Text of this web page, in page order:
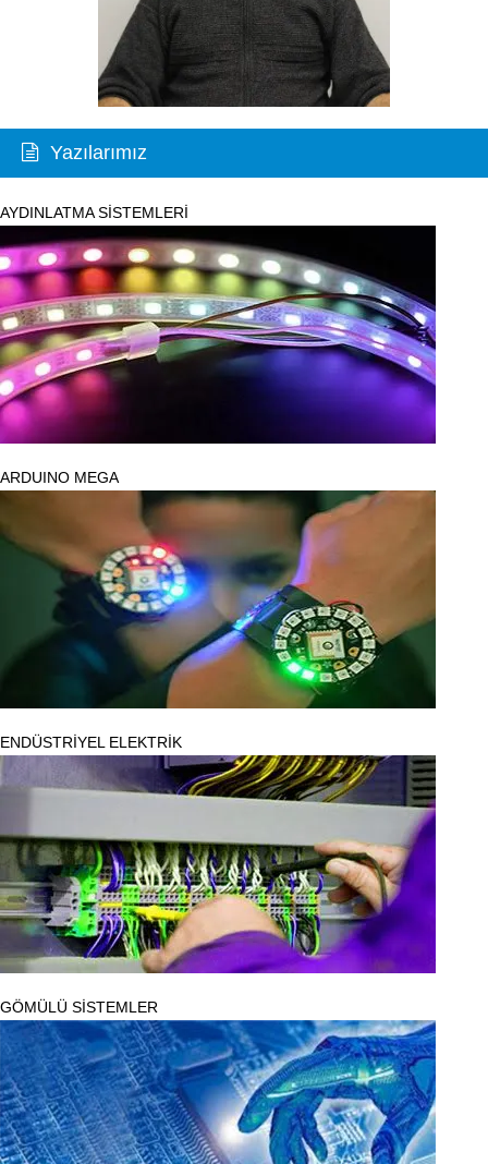
Yazılarımız
AYDINLATMA SİSTEMLERİ
ARDUINO MEGA
ENDÜSTRİYEL ELEKTRİK
GÖMÜLÜ SİSTEMLER